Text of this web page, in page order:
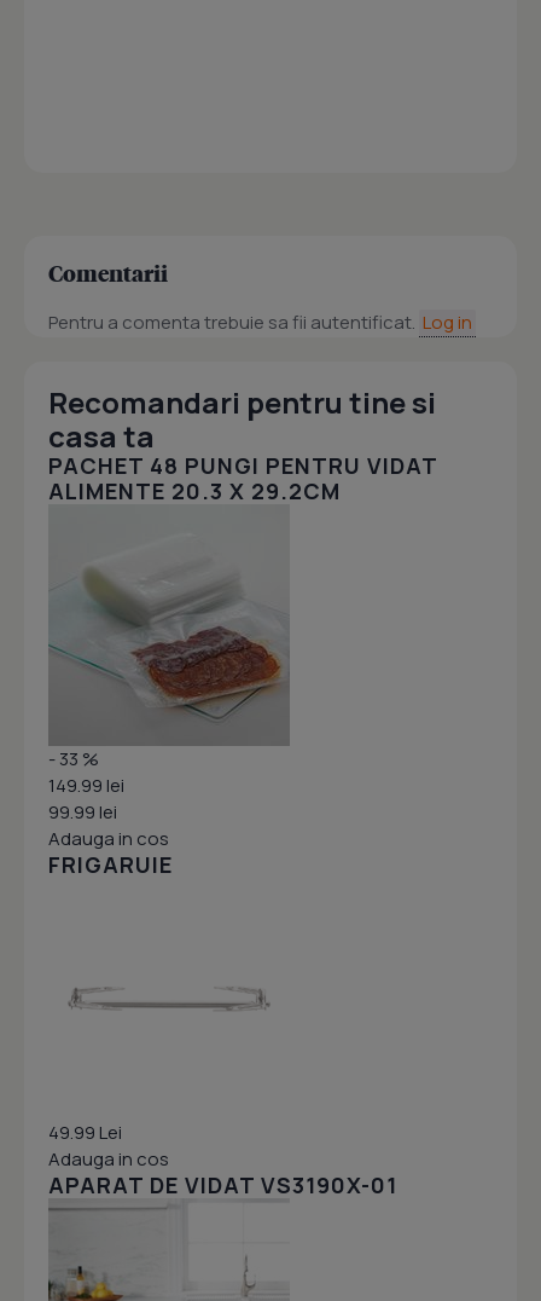
Comentarii
Pentru a comenta trebuie sa fii autentificat. Log in
Recomandari pentru tine si
casa ta
PACHET 48 PUNGI PENTRU VIDAT
ALIMENTE 20.3 X 29.2CM
- 33 %
149.99 lei
99.99 lei
Adauga in cos
FRIGARUIE
49.99 Lei
Adauga in cos
APARAT DE VIDAT VS3190X-01